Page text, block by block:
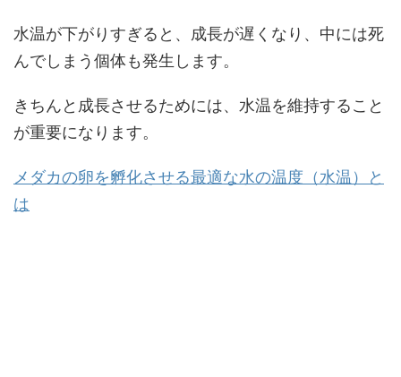
水温が下がりすぎると、成長が遅くなり、中には死
んでしまう個体も発生します。
きちんと成長させるためには、水温を維持すること
が重要になります。
メダカの卵を孵化させる最適な水の温度（水温）と
は